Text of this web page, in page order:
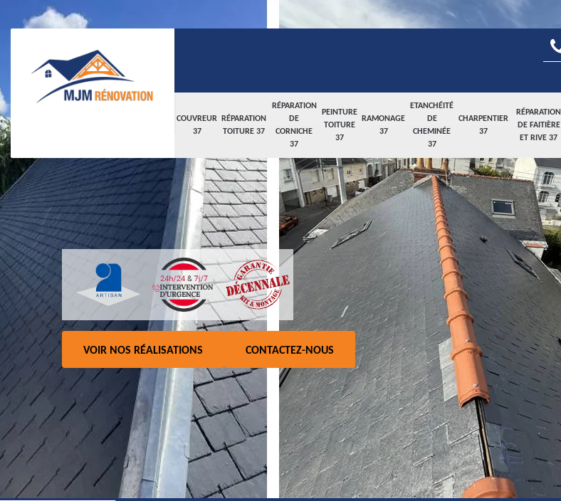
COUVREUR
37
RÉPARATION
TOITURE 37
RÉPARATION
DE
CORNICHE
37
PEINTURE
TOITURE
37
RAMONAGE
37
ETANCHÉITÉ
DE
CHEMINÉE
37
CHARPENTIER
37
RÉPARATION
DE FAITIÈRE
ET RIVE 37
VOIR NOS RÉALISATIONS CONTACTEZ-NOUS